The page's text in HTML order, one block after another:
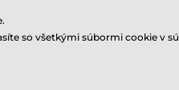
so všetkými súbormi cookie v